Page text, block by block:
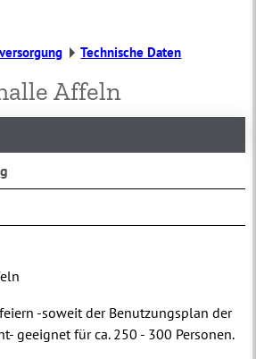
Technische Daten
Affeln
-soweit der Benutzungsplan der
geeignet für ca. 250 - 300 Personen.